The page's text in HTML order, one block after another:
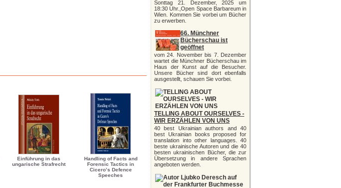
Einführung in das
ungarische Strafrecht
Handling of Facts and
Forensic Tactics in
Cicero’s Defence
Speeches
Sonttag 21. Dezember, 2025 um
18:30 Uhr.,Open Space Barbareum in
Wien. Kommen Sie vorbei um Bücher
zu erwerben.
66. Münchner
Bücherschau ist
geöffnet
vom 24. November bis 7. Dezember
wartet die Münchner Bücherschau im
Haus der Kunst auf die Besucher.
Unsere Bücher sind dort ebenfalls
ausgestellt, schauen Sie vorbei.
TELLING ABOUT OURSELVES -
WIR ERZÄHLEN VON UNS
40 best Ukrainian authors and 40
best Ukrainian books proposed for
translation into other languages. 40
beste ukrainische Autoren und die 40
besten ukrainischen Bücher, die zur
Übersetzung in andere Sprachen
angeboten werden.